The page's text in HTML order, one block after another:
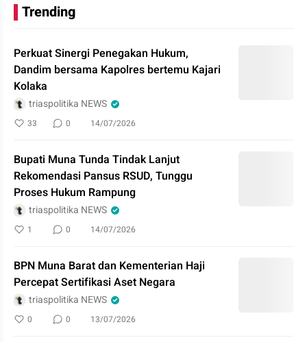
Trending
Perkuat Sinergi Penegakan Hukum,
Dandim bersama Kapolres bertemu Kajari
Kolaka
triaspolitika NEWS
33 0 14/07/2026
Bupati Muna Tunda Tindak Lanjut
Rekomendasi Pansus RSUD, Tunggu
Proses Hukum Rampung
triaspolitika NEWS
1 0 14/07/2026
BPN Muna Barat dan Kementerian Haji
Percepat Sertifikasi Aset Negara
triaspolitika NEWS
0 0 13/07/2026